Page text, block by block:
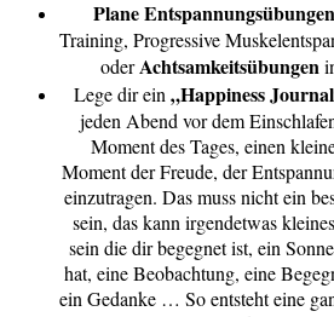
Plane Entspannungsübungen
Training, Progressive
oderAchtsamkeitsübungen
Lege dir ein„Happiness
jeden Abend vor dem
Moment des Tages, einen
Moment der Freude, der
einzutragen. Das muss nicht ein
sein, das kann irgendetwas
sein die dir begegnet ist, ein
hat, eine Beobachtung, eine
ein Gedanke … So entsteht eine